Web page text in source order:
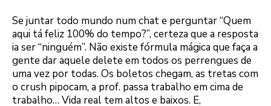
Se juntar todo mundo num chat e perguntar “Quem
aqui tá feliz 100% do tempo?”, certeza que a resposta
ia ser “ninguém”. Não existe fórmula mágica que faça a
gente dar aquele delete em todos os perrengues de
uma vez por todas. Os boletos chegam, as tretas com
o crush pipocam, a prof. passa trabalho em cima de
trabalho… Vida real tem altos e baixos. E,